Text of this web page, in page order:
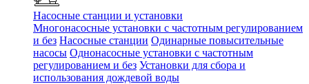
Насосные станции и установки
Многонасосные установки с частотным регулированием
и без Насосные станции Одинарные повысительные
насосы Однонасосные установки с частотным
регулированием и без Установки для сбора и
использования дождевой воды